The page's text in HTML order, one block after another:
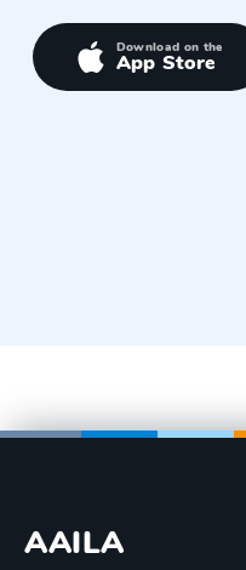
Download on the
App Store
AAILA